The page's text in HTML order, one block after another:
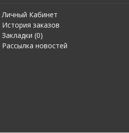
Личный Кабинет
История заказов
Закладки (0)
Рассылка новостей